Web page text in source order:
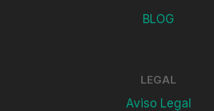
BLOG
LEGAL
Aviso Legal